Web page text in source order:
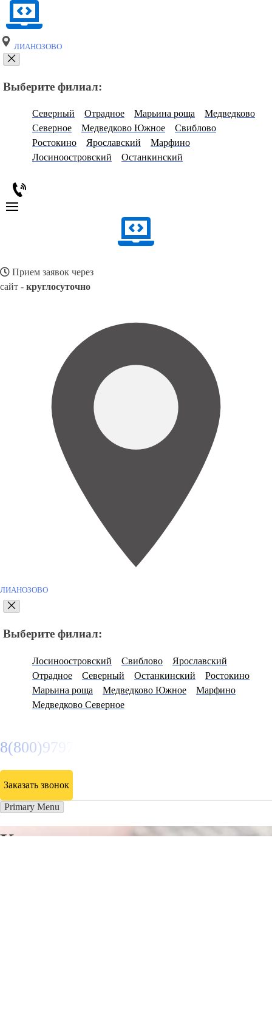
ЛИАНОЗОВО
Выберите филиал:
Северный Отрадное Марьина роща
Медведково
Северное
Медведково Южное
Свиблово
Ростокино
Ярославский
Марфино
Лосиноостровский
Останкинский
Прием заявок через
сайт - круглосуточно
ЛИАНОЗОВО
Выберите филиал:
Лосиноостровский Свиблово
Ярославский
Отрадное
Северный Останкинский
Ростокино
Марьина роща
Медведково Южное
Марфино
Медведково Северное
8(800)9797043
Заказать звонок
Primary Menu
Курсы программирования в